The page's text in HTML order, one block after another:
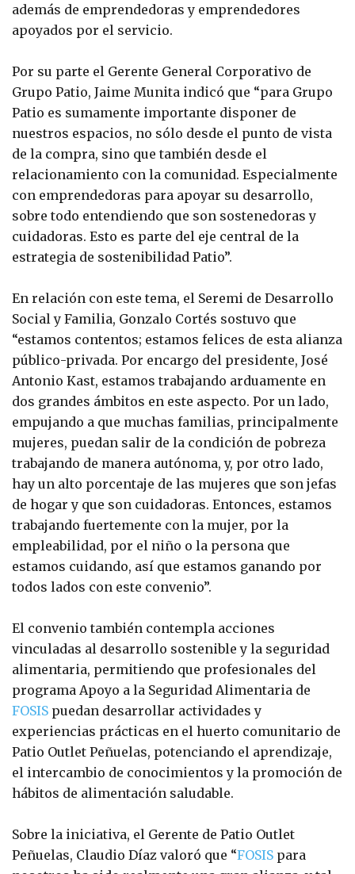
además de emprendedoras y emprendedores
apoyados por el servicio.
Por su parte el Gerente General Corporativo de
Grupo Patio, Jaime Munita indicó que “para Grupo
Patio es sumamente importante disponer de
nuestros espacios, no sólo desde el punto de vista
de la compra, sino que también desde el
relacionamiento con la comunidad. Especialmente
con emprendedoras para apoyar su desarrollo,
sobre todo entendiendo que son sostenedoras y
cuidadoras. Esto es parte del eje central de la
estrategia de sostenibilidad Patio”.
En relación con este tema, el Seremi de Desarrollo
Social y Familia, Gonzalo Cortés sostuvo que
“estamos contentos; estamos felices de esta alianza
público-privada. Por encargo del presidente, José
Antonio Kast, estamos trabajando arduamente en
dos grandes ámbitos en este aspecto. Por un lado,
empujando a que muchas familias, principalmente
mujeres, puedan salir de la condición de pobreza
trabajando de manera autónoma, y, por otro lado,
hay un alto porcentaje de las mujeres que son jefas
de hogar y que son cuidadoras. Entonces, estamos
trabajando fuertemente con la mujer, por la
empleabilidad, por el niño o la persona que
estamos cuidando, así que estamos ganando por
todos lados con este convenio”.
El convenio también contempla acciones
vinculadas al desarrollo sostenible y la seguridad
alimentaria, permitiendo que profesionales del
programa Apoyo a la Seguridad Alimentaria de
FOSIS puedan desarrollar actividades y
experiencias prácticas en el huerto comunitario de
Patio Outlet Peñuelas, potenciando el aprendizaje,
el intercambio de conocimientos y la promoción de
hábitos de alimentación saludable.
Sobre la iniciativa, el Gerente de Patio Outlet
Peñuelas, Claudio Díaz valoró que “FOSIS para